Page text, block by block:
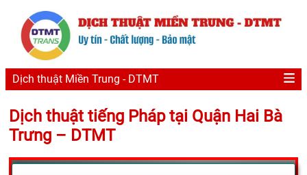
Dịch thuật Miền Trung - DTMT
Dịch thuật tiếng Pháp tại Quận Hai Bà
Trưng – DTMT